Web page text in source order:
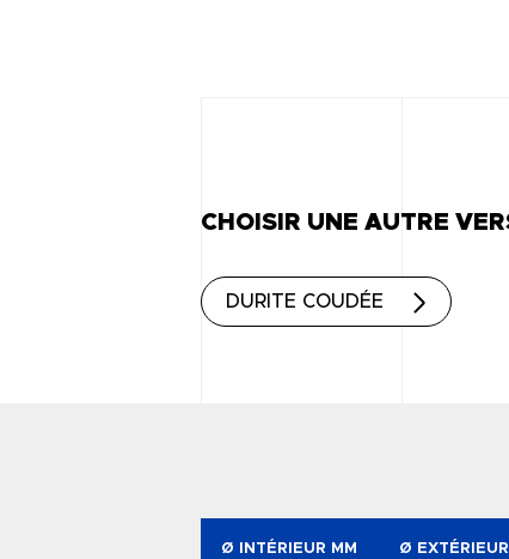
CHOISIR UNE AUTRE
DURITE COUDÉE
Ø INTÉRIEUR MM Ø EXTÉRIEUR